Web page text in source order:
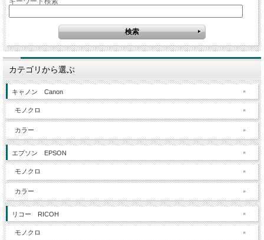
カテゴリから選ぶ
キャノン Canon
モノクロ
カラー
エプソン EPSON
モノクロ
カラー
リコー RICOH
モノクロ